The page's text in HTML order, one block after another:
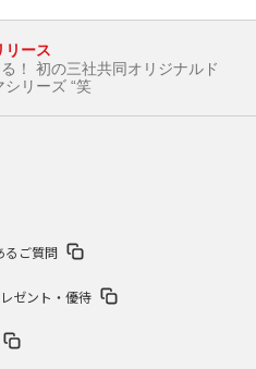
リース
！ 初の三社共同オリジナルド
リーズ “笑
るご質問
ゼント・優待